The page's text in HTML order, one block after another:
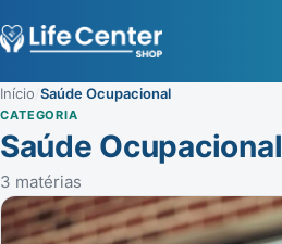
Início Saúde Ocupacional
CATEGORIA
Saúde Ocupacional
3 matérias